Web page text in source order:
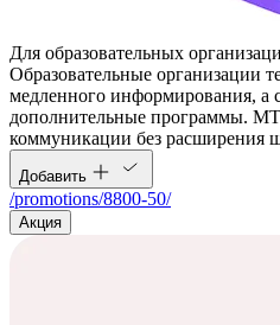
Для образовательных
Образовательные организации
медленного информирования, а
дополнительные программы.
коммуникации без расширения
Добавить
/promotions/8800-50/
Акция